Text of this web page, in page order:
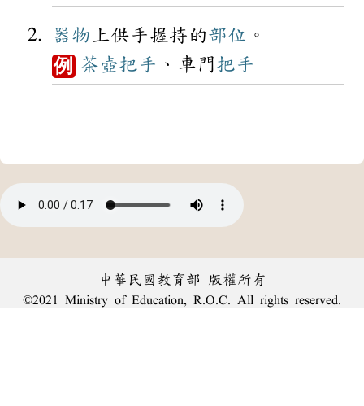
器物 上供手握持的部位 。
例 茶壺把手 、車門把手
中華民國教育部 版權所有
©2021 Ministry of Education, R.O.C. All rights reserved.